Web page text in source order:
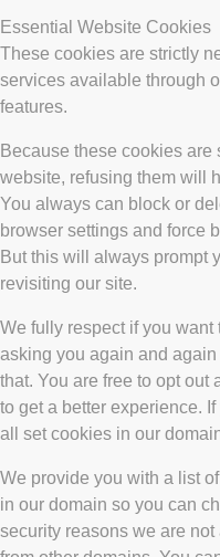
Essential Website Cookies
These cookies are strictly
services available through
features.
Because these cookies
website, refusing them will
You always can block or
browser settings and force
But this will always prompt
revisiting our site.
We fully respect if you want
asking you again and
that. You are free to opt out
to get a better experience.
all set cookies in our
We provide you with a list
in our domain so you can
security reasons we are